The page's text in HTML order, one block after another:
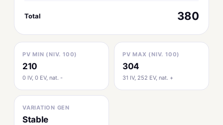
Total 380
PV MIN (NIV. 100)
210
0 IV, 0 EV, nat. -
PV MAX (NIV. 100)
304
31 IV, 252 EV, nat. +
VARIATION GEN
Stable